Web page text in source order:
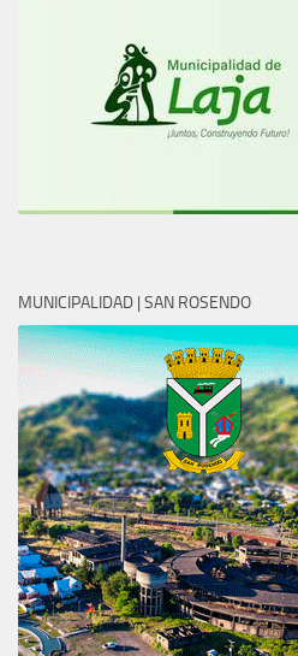
MUNICIPALIDAD | SAN ROSENDO